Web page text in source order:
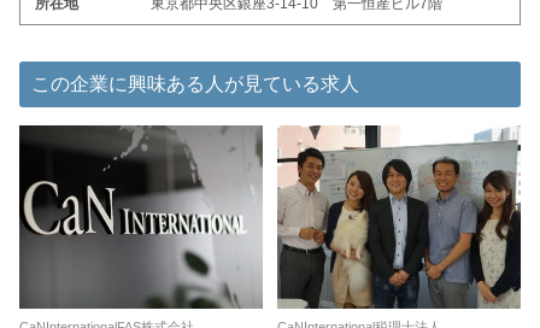
所在地 東京都中央区銀座3-14-10 第一恒産ビル7階
この企業に興味ある人が見ている求人